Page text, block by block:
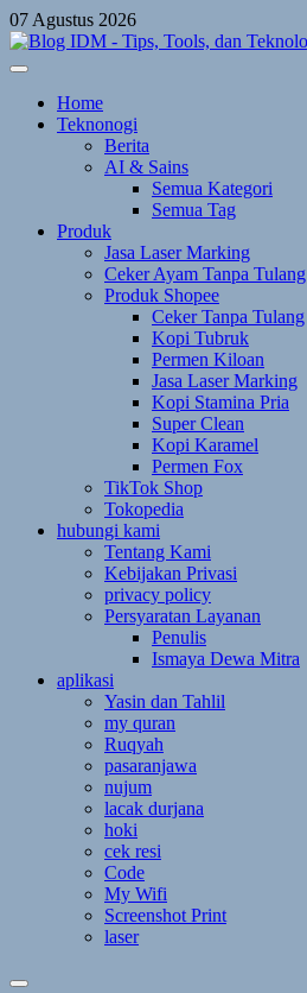
Skip
to
content
07 Agustus 2026
Home
Teknonogi
Berita
AI & Sains
Semua Kategori
Semua Tag
Produk
Jasa Laser Marking
Ceker Ayam Tanpa Tulang
Produk Shopee
Ceker Tanpa Tulang
Kopi Tubruk
Permen Kiloan
Jasa Laser Marking
Kopi Stamina Pria
Super Clean
Kopi Karamel
Permen Fox
TikTok Shop
Tokopedia
hubungi kami
Tentang Kami
Kebijakan Privasi
privacy policy
Persyaratan Layanan
Penulis
Ismaya Dewa Mitra
aplikasi
Yasin dan Tahlil
my quran
Ruqyah
pasaranjawa
nujum
lacak durjana
hoki
cek resi
Code
My Wifi
Screenshot Print
laser